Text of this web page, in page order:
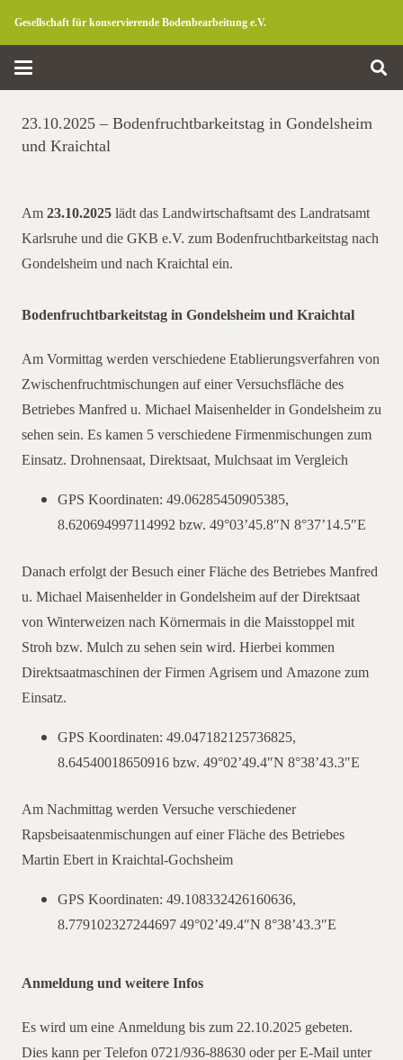
Gesellschaft für konservierende Bodenbearbeitung e.V.
23.10.2025 – Bodenfruchtbarkeitstag in Gondelsheim
und Kraichtal
Am23.10.2025lädt das Landwirtschaftsamt des Landratsamt
Karlsruhe und die GKB e.V. zum Bodenfruchtbarkeitstag nach
Gondelsheim und nach Kraichtal ein.
Bodenfruchtbarkeitstag in Gondelsheim und Kraichtal
Am Vormittag werden verschiedene Etablierungsverfahren von
Zwischenfruchtmischungen auf einer Versuchsfläche des
Betriebes Manfred u. Michael Maisenhelder in Gondelsheim zu
sehen sein. Es kamen 5 verschiedene Firmenmischungen zum
Einsatz. Drohnensaat, Direktsaat, Mulchsaat im Vergleich
GPS Koordinaten: 49.06285450905385,
8.620694997114992 bzw. 49°03’45.8″N 8°37’14.5″E
Danach erfolgt der Besuch einer Fläche des Betriebes Manfred
u. Michael Maisenhelder in Gondelsheim auf der Direktsaat
von Winterweizen nach Körnermais in die Maisstoppel mit
Stroh bzw. Mulch zu sehen sein wird. Hierbei kommen
Direktsaatmaschinen der Firmen Agrisem und Amazone zum
Einsatz.
GPS Koordinaten: 49.047182125736825,
8.64540018650916 bzw. 49°02’49.4″N 8°38’43.3″E
Am Nachmittag werden Versuche verschiedener
Rapsbeisaatenmischungen auf einer Fläche des Betriebes
Martin Ebert in Kraichtal-Gochsheim
GPS Koordinaten: 49.108332426160636,
8.779102327244697 49°02’49.4″N 8°38’43.3″E
Anmeldung und weitere Infos
Es wird um eine Anmeldung bis zum 22.10.2025 gebeten.
Dies kann per Telefon 0721/936-88630 oder per E-Mail unter